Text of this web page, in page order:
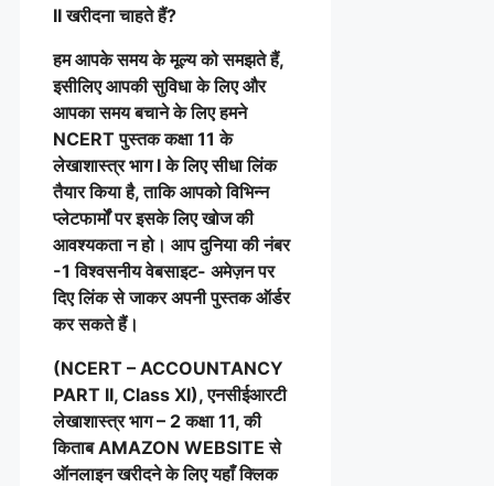
II खरीदना चाहते हैं?
हम आपके समय के मूल्य को समझते हैं,
इसीलिए आपकी सुविधा के लिए और
आपका समय बचाने के लिए हमने
NCERT पुस्तक कक्षा 11 के
लेखाशास्त्र भाग I के लिए सीधा लिंक
तैयार किया है, ताकि आपको विभिन्न
प्लेटफार्मों पर इसके लिए खोज की
आवश्यकता न हो। आप दुनिया की नंबर
-1 विश्वसनीय वेबसाइट- अमेज़न पर
दिए लिंक से जाकर अपनी पुस्तक ऑर्डर
कर सकते हैं।
(NCERT – ACCOUNTANCY
PART II, Class XI), एनसीईआरटी
लेखाशास्त्र भाग – 2 कक्षा 11, की
किताब AMAZON WEBSITE से
ऑनलाइन खरीदने के लिए यहाँ क्लिक